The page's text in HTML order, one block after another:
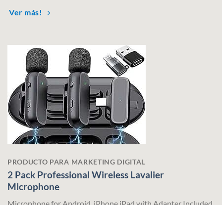
Ver más!
PRODUCTO PARA MARKETING DIGITAL
2 Pack Professional Wireless Lavalier
Microphone